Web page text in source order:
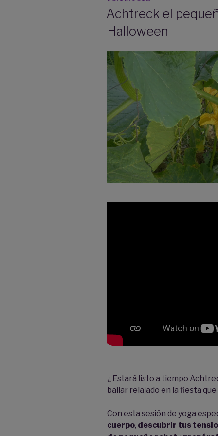
cuentos
Achtreck el
Halloween
¿ Estará listo a tiempo
bailar relajado en la fiesta
Con esta sesión de yoga
cuerpo, descubrir tus